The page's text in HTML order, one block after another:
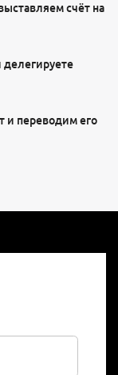
счёт на
делегируете
и переводим его